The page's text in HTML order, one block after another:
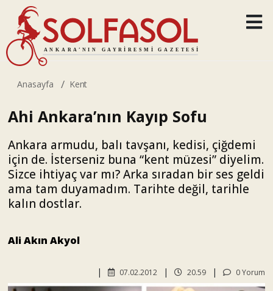
Anasayfa Kent
Ahi Ankara’nın Kayıp Sofu
Ankara armudu, balı tavşanı, kedisi, çiğdemi
için de. İsterseniz buna “kent müzesi” diyelim.
Sizce ihtiyaç var mı? Arka sıradan bir ses geldi
ama tam duyamadım. Tarihte değil, tarihle
kalın dostlar.
Ali Akın Akyol
0 Yorum
20.59
07.02.2012